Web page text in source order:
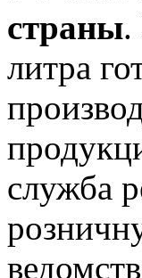
страны.
литра
служба